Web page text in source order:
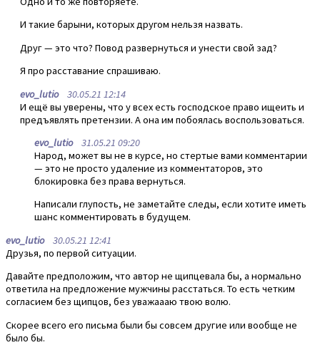
И такие барыни, которых другом нельзя назвать.
Друг — это что? Повод развернуться и унести свой зад?
Я про расставание спрашиваю.
evo_lutio30.05.21 12:14
И ещё вы уверены, что у всех есть господское право ищеить и
предъявлять претензии. А она им побоялась воспользоваться.
evo_lutio31.05.21 09:20
Народ, может вы не в курсе, но стертые вами комментарии
— это не просто удаление из комментаторов, это
блокировка без права вернуться.
Написали глупость, не заметайте следы, если хотите иметь
шанс комментировать в будущем.
evo_lutio30.05.21 12:41
Друзья, по первой ситуации.
Давайте предположим, что автор не щипцевала бы, а нормально
ответила на предложение мужчины расстаться. То есть четким
согласием без щипцов, без уважаааю твою волю.
Скорее всего его письма были бы совсем другие или вообще не
было бы.